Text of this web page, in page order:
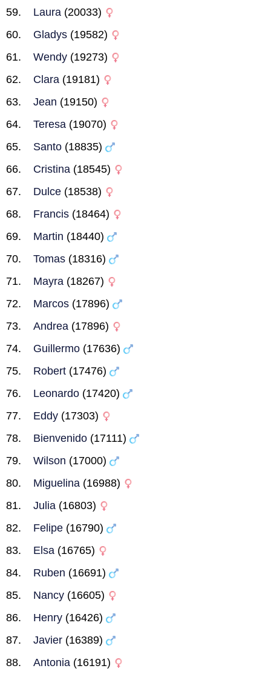
Laura (20033)
Gladys (19582)
Wendy (19273)
Clara (19181)
Jean (19150)
Teresa (19070)
Santo (18835)
Cristina (18545)
Dulce (18538)
Francis (18464)
Martin (18440)
Tomas (18316)
Mayra (18267)
Marcos (17896)
Andrea (17896)
Guillermo (17636)
Robert (17476)
Leonardo (17420)
Eddy (17303)
Bienvenido (17111)
Wilson (17000)
Miguelina (16988)
Julia (16803)
Felipe (16790)
Elsa (16765)
Ruben (16691)
Nancy (16605)
Henry (16426)
Javier (16389)
Antonia (16191)